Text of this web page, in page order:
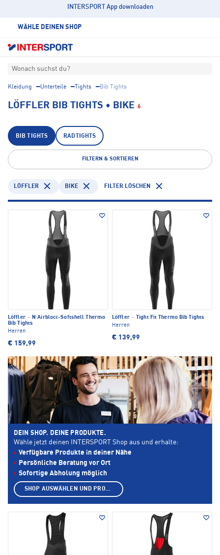
INTERSPORT App downloaden
WÄHLE DEINEN SHOP
Wonach suchst du?
Kleidung Unterteile Tights Bib Tights
LÖFFLER BIB TIGHTS • BIKE 6
BIB TIGHTS RADTIGHTS
FILTERN & SORTIEREN
LÖFFLER BIKE FILTER LÖSCHEN
Löffler ·
N Airblocc-Softshell Thermo
Bib Tights
Herren
€ 159,99
Löffler ·
Tight Fit Thermo Bib Tights
Herren
€ 139,99
DEIN SHOP. DEINE PRODUKTE.
Wähle jetzt deinen INTERSPORT Shop aus und erhalte:
Verfügbare Produkte in deiner Nähe
Persönliche Beratung vor Ort
Sofortige Abholung möglich
SHOP AUSWÄHLEN UND PRODUKTE ANZEIGEN